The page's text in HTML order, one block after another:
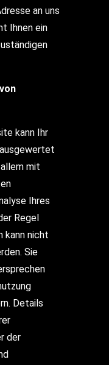
an uns
Ihnen ein
kann Ihr
mit
Ihres
Regel
kann nicht
Sie
Details
der